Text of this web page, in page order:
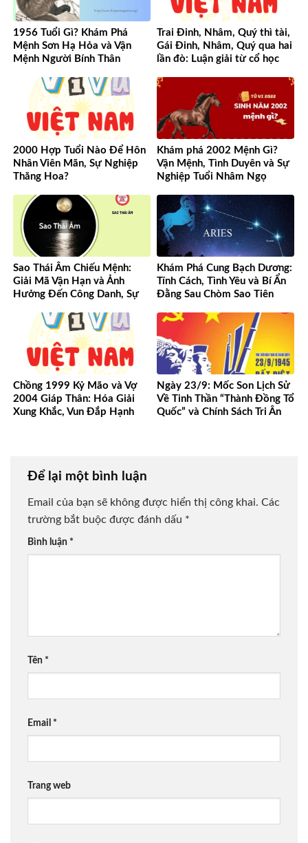
1956 Tuổi Gì? Khám Phá
Mệnh Sơn Hạ Hỏa và Vận
Mệnh Người Bính Thân
Trai Đinh, Nhâm, Quý thì tài,
Gái Đinh, Nhâm, Quý qua hai
lần đò: Luận giải từ cổ học
2000 Hợp Tuổi Nào Để Hôn
Nhân Viên Mãn, Sự Nghiệp
Thăng Hoa?
Khám phá 2002 Mệnh Gì?
Vận Mệnh, Tình Duyên và Sự
Nghiệp Tuổi Nhâm Ngọ
Sao Thái Âm Chiếu Mệnh:
Giải Mã Vận Hạn và Ảnh
Hưởng Đến Công Danh, Sự
Khám Phá Cung Bạch Dương:
Tính Cách, Tình Yêu và Bí Ẩn
Đằng Sau Chòm Sao Tiên
Chồng 1999 Kỷ Mão và Vợ
2004 Giáp Thân: Hóa Giải
Xung Khắc, Vun Đắp Hạnh
Ngày 23/9: Mốc Son Lịch Sử
Về Tinh Thần “Thành Đồng Tổ
Quốc” và Chính Sách Tri Ân
Để lại một bình luận
Email của bạn sẽ không được hiển thị công khai. Các
trường bắt buộc được đánh dấu *
Bình luận *
Tên *
Email *
Trang web